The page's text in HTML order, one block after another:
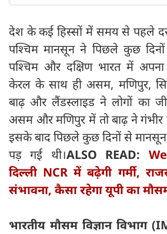
देश के कई हिस्‍सों में समय से पहले
पश्चिम मानसून ने पिछले कुछ
पश्चिम और दक्षिण भारत में अपना
केरल के साथ ही असम, मणिपुर,
बाढ़ और लैंडस्‍लाइड ने लोगों का
असम और मणिपुर में तो बाढ़ ने गंभीर
इसके बाद पिछले कुछ दिनों से मानसून
पड़ गई थी।ALSO READ:
दिल्ली NCR में बढ़ेगी गर्मी,
संभावना, कैसा रहेगा यूपी का
भारतीय मौसम विज्ञान विभाग